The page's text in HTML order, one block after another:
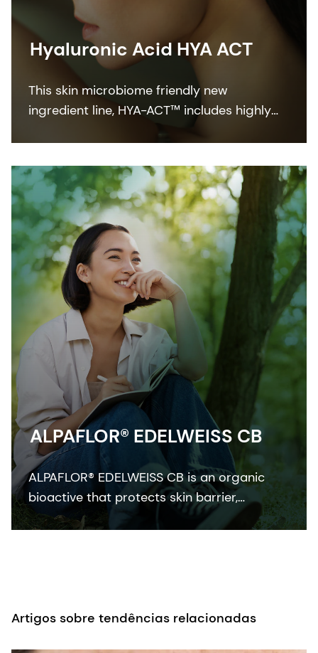
Hyaluronic Acid HYA ACT
This skin microbiome friendly new
ingredient line, HYA-ACT™ includes highly
efficient hyaluronic acid grades featuring
efficacy and beauty benefits customers
want.
ALPAFLOR® EDELWEISS CB
ALPAFLOR® EDELWEISS CB is an organic
bioactive that protects skin barrier,
enhances skin resistance to external stress
Artigos sobre tendências relacionadas